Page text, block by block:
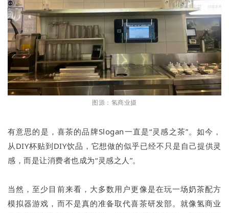
图源：氢商业摄
有意思的是，喜茶的品牌Slogan一直是“灵感之茶”。如今，
从DIY杯贴到DIY饮品，它想做的似乎已经不只是自己提供灵
感，而是让消费者也成为“灵感之人”。
当然，至少目前来看，大多数用户更像是在玩一场奶茶配方
模拟器游戏，而不是真的准备取代喜茶研发部。就像氢商业